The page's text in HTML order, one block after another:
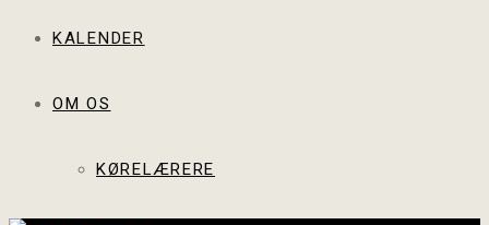
KALENDER
OM OS
KØRELÆRERE